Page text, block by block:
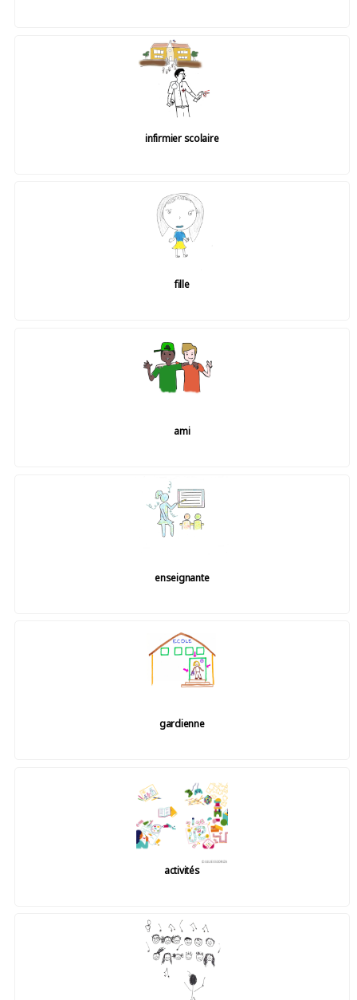
infirmier scolaire
fille
ami
enseignante
gardienne
activités